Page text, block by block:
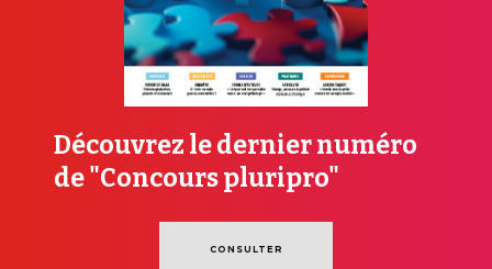
Découvrez le dernier numéro
de "Concours pluripro"
CONSULTER